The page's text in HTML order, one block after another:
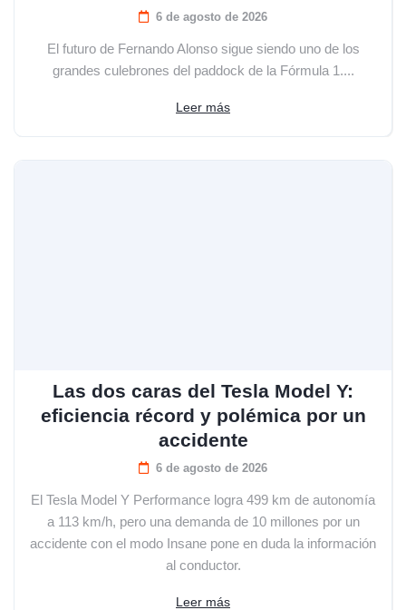
6 de agosto de 2026
El futuro de Fernando Alonso sigue siendo uno de los
grandes culebrones del paddock de la Fórmula 1....
Leer más
Las dos caras del Tesla Model Y:
eficiencia récord y polémica por un
accidente
6 de agosto de 2026
El Tesla Model Y Performance logra 499 km de autonomía
a 113 km/h, pero una demanda de 10 millones por un
accidente con el modo Insane pone en duda la información
al conductor.
Leer más